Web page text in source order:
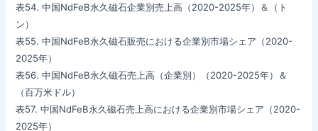
表54. 中国NdFeB永久磁石企業別売上高（2020-2025年）＆（ト
ン）
表55. 中国NdFeB永久磁石販売における企業別市場シェア（2020-
2025年）
表56. 中国NdFeB永久磁石売上高（企業別）（2020-2025年）＆
（百万米ドル）
表57. 中国NdFeB永久磁石売上高における企業別市場シェア（2020-
2025年）